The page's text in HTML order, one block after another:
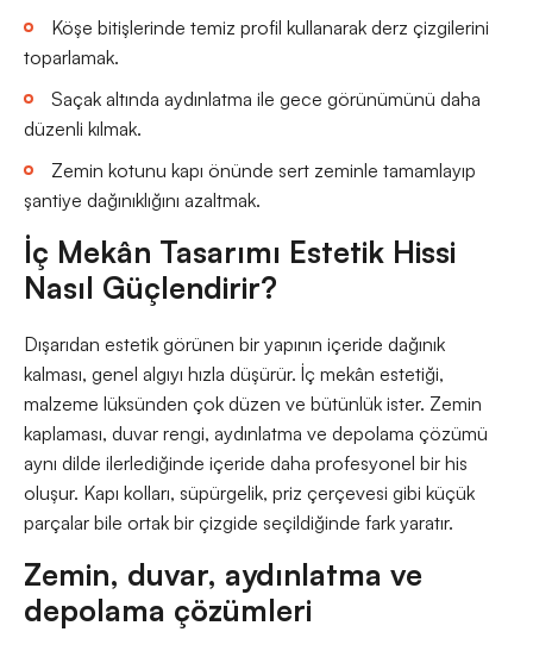
Köşe bitişlerinde temiz profil kullanarak derz çizgilerini
toparlamak.
Saçak altında aydınlatma ile gece görünümünü daha
düzenli kılmak.
Zemin kotunu kapı önünde sert zeminle tamamlayıp
şantiye dağınıklığını azaltmak.
İç Mekân Tasarımı Estetik Hissi
Nasıl Güçlendirir?
Dışarıdan estetik görünen bir yapının içeride dağınık
kalması, genel algıyı hızla düşürür. İç mekân estetiği,
malzeme lüksünden çok düzen ve bütünlük ister. Zemin
kaplaması, duvar rengi, aydınlatma ve depolama çözümü
aynı dilde ilerlediğinde içeride daha profesyonel bir his
oluşur. Kapı kolları, süpürgelik, priz çerçevesi gibi küçük
parçalar bile ortak bir çizgide seçildiğinde fark yaratır.
Zemin, duvar, aydınlatma ve
depolama çözümleri